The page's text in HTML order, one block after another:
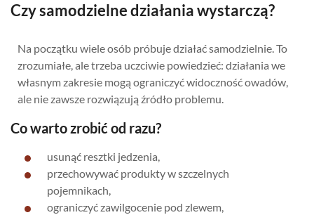
Czy samodzielne działania wystarczą?
Na początku wiele osób próbuje działać samodzielnie. To
zrozumiałe, ale trzeba uczciwie powiedzieć: działania we
własnym zakresie mogą ograniczyć widoczność owadów,
ale nie zawsze rozwiązują źródło problemu.
Co warto zrobić od razu?
usunąć resztki jedzenia,
przechowywać produkty w szczelnych
pojemnikach,
ograniczyć zawilgocenie pod zlewem,